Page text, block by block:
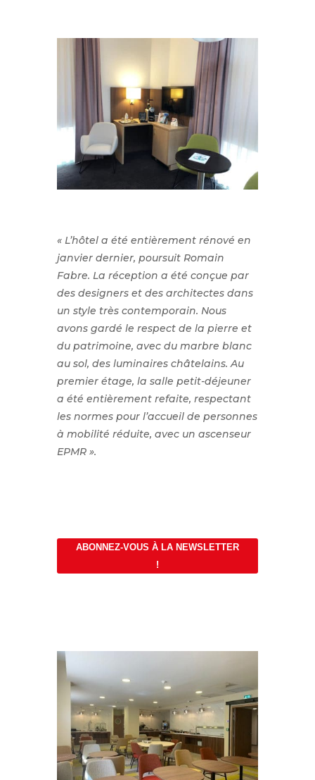
« L’hôtel a été entièrement rénové en
janvier dernier, poursuit Romain
Fabre. La réception a été conçue par
des designers et des architectes dans
un style très contemporain. Nous
avons gardé le respect de la pierre et
du patrimoine, avec du marbre blanc
au sol, des luminaires châtelains. Au
premier étage, la salle petit-déjeuner
a été entièrement refaite, respectant
les normes pour l’accueil de personnes
à mobilité réduite, avec un ascenseur
EPMR ».
ABONNEZ-VOUS À LA NEWSLETTER
!